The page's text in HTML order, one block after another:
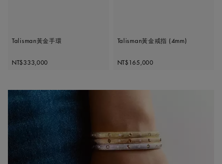
Talisman黃金手環
Original price
NT$333,000
Talisman黃金戒指 (4mm)
Original price
NT$165,000